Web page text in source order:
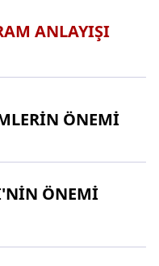
ANLAYIŞI
ÖNEMİ
ÖNEMİ